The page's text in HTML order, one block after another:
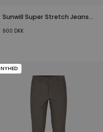
Sunwill Super Stretch Jeans
900 DKK
NYHED